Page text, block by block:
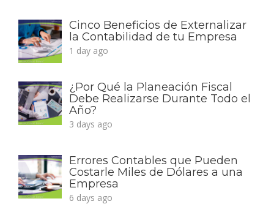
Cinco Beneficios de Externalizar
la Contabilidad de tu Empresa
1 day ago
¿Por Qué la Planeación Fiscal
Debe Realizarse Durante Todo el
Año?
3 days ago
Errores Contables que Pueden
Costarle Miles de Dólares a una
Empresa
6 days ago